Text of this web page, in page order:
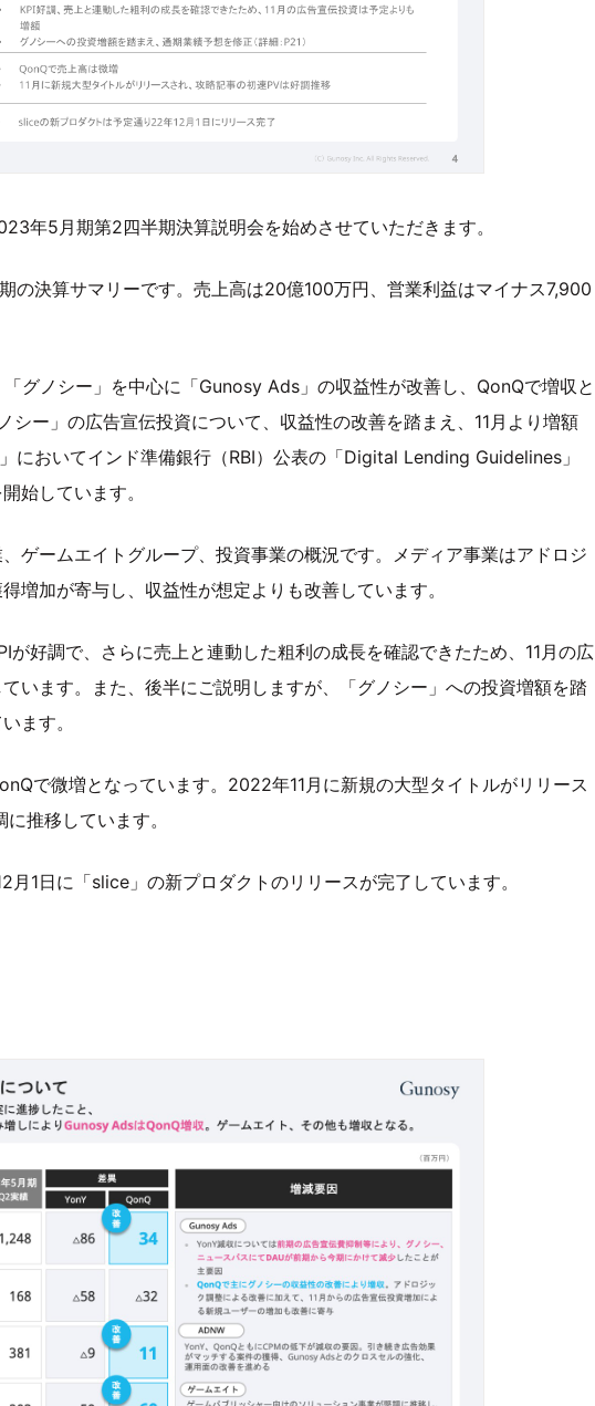
年5月期第2四半期決算説明会を始めさせていただきます。
の決算サマリーです。売上高は20億100万円、営業利益はマイナス7,900
グノシー」を中心に「Gunosy Ads」の収益性が改善し、QonQで増収と
シー」の広告宣伝投資について、収益性の改善を踏まえ、11月より増額
においてインド準備銀行（RBI）公表の「Digital Lending Guidelines」
始しています。
ゲームエイトグループ、投資事業の概況です。メディア事業はアドロジ
増加が寄与し、収益性が想定よりも改善しています。
が好調で、さらに売上と連動した粗利の成長を確認できたため、11月の広
います。また、後半にご説明しますが、「グノシー」への投資増額を踏
ます。
で微増となっています。2022年11月に新規の大型タイトルがリリース
推移しています。
1日に「slice」の新プロダクトのリリースが完了しています。